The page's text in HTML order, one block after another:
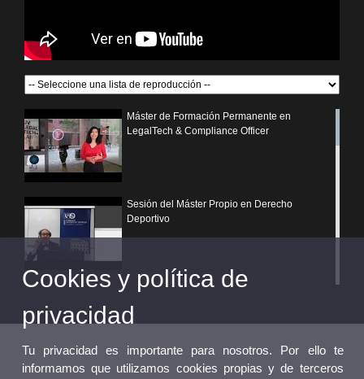
Máster de Formación Permanente en
LegalTech & Compliance Officer
Sesión del Máster Propio en Derecho
Deportivo
¿Por qué elegir un postgrado propio de la
Universitat de València?
Cookies y política de
privacidad
Tu privacidad es importante para nosotros. Por ello te
informamos que utilizamos cookies propias y de terceros